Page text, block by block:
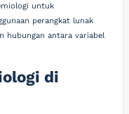
untuk
perangkat lunak
hubungan antara variabel
di